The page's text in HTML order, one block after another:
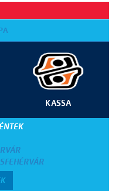
KASSA